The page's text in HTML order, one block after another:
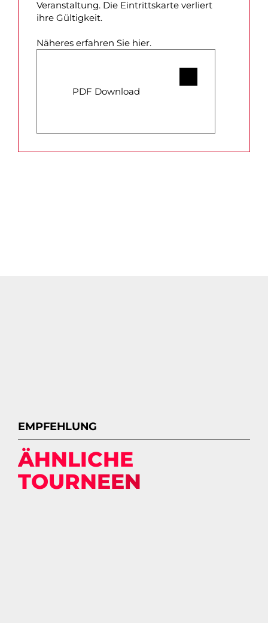
Veranstaltung. Die Eintrittskarte verliert
ihre Gültigkeit.
Näheres erfahren Sie hier.
PDF Download
EMPFEHLUNG
ÄHNLICHE
TOURNEEN